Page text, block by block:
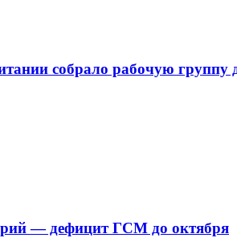
собрало рабочую
— дефицит ГСМ до октября